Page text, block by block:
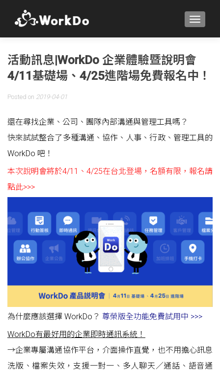
活動訊息|WorkDo 企業體驗暨說明會
4/11基礎場、4/25進階場免費報名中！
Posted on 2019-04-01
還在尋找企業、公司、團隊內部溝通與管理工具嗎？
快來試試整合了多種溝通、協作、人事、行政、管理工具的
WorkDo 吧！
本次說明會將於4/11、4/25在台北登場，名額有限，報名請
點此>>>
為什麼應該選擇 WorkDo？ 尊榮版全功能免費試用中 >>>
WorkDo有最好用的企業即時通訊系統！
→企業專屬溝通協作平台，介面操作直覺，也不用擔心訊息
洗版、檔案失效，支援一對一、多人聊天／通話、語音通